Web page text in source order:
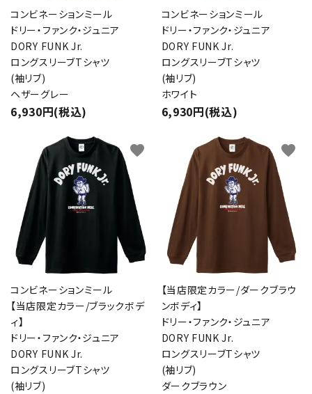
コンビネーションミール
ドリー・ファンク・ジュニア
DORY FUNK Jr.
ロングスリーブTシャツ
(袖リブ)
ヘザーグレー
6,930円(税込)
コンビネーションミール
ドリー・ファンク・ジュニア
DORY FUNK Jr.
ロングスリーブTシャツ
(袖リブ)
ホワイト
6,930円(税込)
コンビネーションミール
【当店限定カラー/ブラックボデ
ィ】
ドリー・ファンク・ジュニア
DORY FUNK Jr.
ロングスリーブTシャツ
(袖リブ)
favorite
【当店限定カラー/ダークブラウ
ンボディ】
ドリー・ファンク・ジュニア
DORY FUNK Jr.
ロングスリーブTシャツ
(袖リブ)
ダークブラウン
favorite